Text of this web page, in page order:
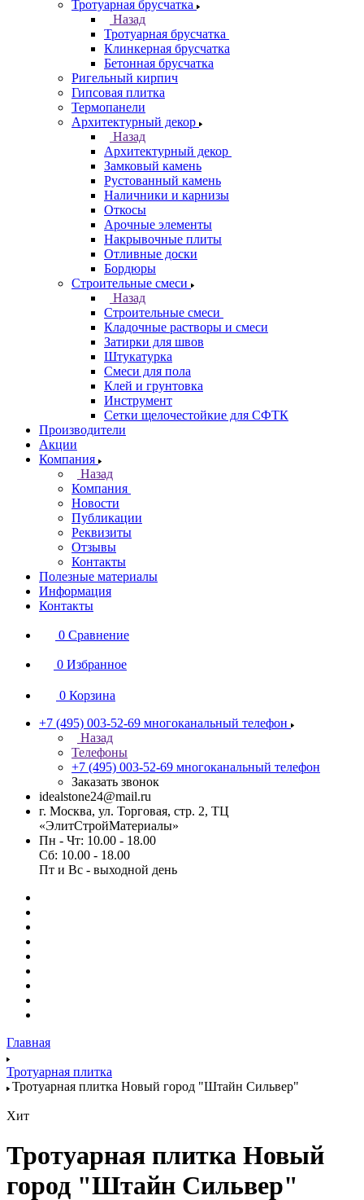
Тротуарная брусчатка
Назад
Тротуарная брусчатка
Клинкерная брусчатка
Бетонная брусчатка
Ригельный кирпич
Гипсовая плитка
Термопанели
Архитектурный декор
Назад
Архитектурный декор
Замковый камень
Рустованный камень
Наличники и карнизы
Откосы
Арочные элементы
Накрывочные плиты
Отливные доски
Бордюры
Строительные смеси
Назад
Строительные смеси
Кладочные растворы и смеси
Затирки для швов
Штукатурка
Смеси для пола
Клей и грунтовка
Инструмент
Сетки щелочестойкие для СФТК
Производители
Акции
Компания
Назад
Компания
Новости
Публикации
Реквизиты
Отзывы
Контакты
Полезные материалы
Информация
Контакты
0 Сравнение
0 Избранное
0 Корзина
+7 (495) 003-52-69 многоканальный телефон
Назад
Телефоны
+7 (495) 003-52-69 многоканальный телефон
Заказать звонок
idealstone24@mail.ru
г. Москва, ул. Торговая, стр. 2, ТЦ
«ЭлитСтройМатериалы»
Пн - Чт: 10.00 - 18.00
Сб: 10.00 - 18.00
Пт и Вс - выходной день
Главная
Тротуарная плитка
Тротуарная плитка Новый город "Штайн Сильвер"
Хит
Тротуарная плитка Новый
город "Штайн Сильвер"